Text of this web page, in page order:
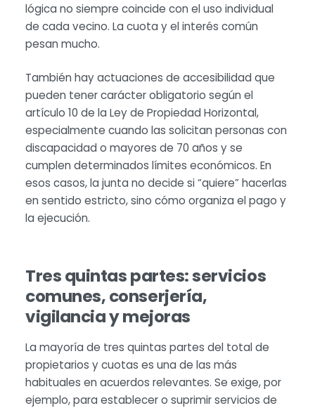
lógica no siempre coincide con el uso individual
de cada vecino. La cuota y el interés común
pesan mucho.
También hay actuaciones de accesibilidad que
pueden tener carácter obligatorio según el
artículo 10 de la Ley de Propiedad Horizontal,
especialmente cuando las solicitan personas con
discapacidad o mayores de 70 años y se
cumplen determinados límites económicos. En
esos casos, la junta no decide si “quiere” hacerlas
en sentido estricto, sino cómo organiza el pago y
la ejecución.
Tres quintas partes: servicios
comunes, conserjería,
vigilancia y mejoras
La mayoría de tres quintas partes del total de
propietarios y cuotas es una de las más
habituales en acuerdos relevantes. Se exige, por
ejemplo, para establecer o suprimir servicios de